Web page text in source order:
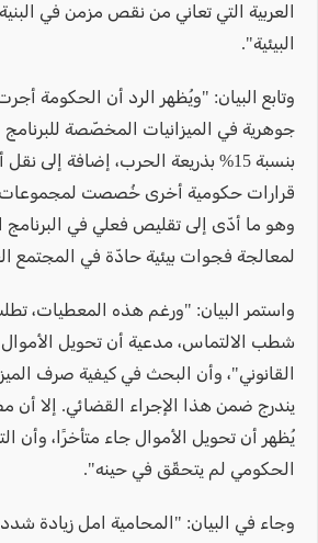
العربية التي تعاني من نقص مزمن في
البيئية".
وتابع البيان: "ويُظهر الرد أن الحكومة
جوهرية في الميزانيات المخصّصة
بنسبة 15% بذريعة الحرب، إضافة إلى
قرارات حكومية أخرى خُصصت لمجموعات
وهو ما أدّى إلى تقليص فعلي في البرنامج
لمعالجة فجوات بيئية حادّة في المجتمع
واستمر البيان: "ورغم هذه المعطيات،
شطب الالتماس، مدعية أن تحويل الأموال
القانوني"، وأن البحث في كيفية صرف
يندرج ضمن هذا الإجراء القضائي. إلا أن
يُظهر أن تحويل الأموال جاء متأخرًا، وأن
الحكومي لم يتحقّق في حينه".
وجاء في البيان: "المحامية امل زيادة